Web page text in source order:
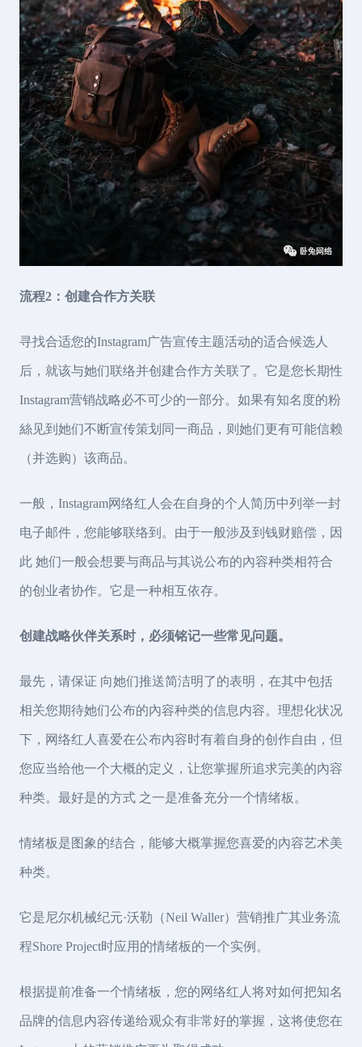
流程2：创建合作方关联
寻找合适您的Instagram广告宣传主题活动的适合候选人
后，就该与她们联络并创建合作方关联了。它是您长期性
Instagram营销战略必不可少的一部分。如果有知名度的粉
絲见到她们不断宣传策划同一商品，则她们更有可能信赖
（并选购）该商品。
一般，Instagram网络红人会在自身的个人简历中列举一封
电子邮件，您能够联络到。由于一般涉及到钱财赔偿，因
此 她们一般会想要与商品与其说公布的內容种类相符合
的创业者协作。它是一种相互依存。
创建战略伙伴关系时，必须铭记一些常见问题。
最先，请保证 向她们推送简洁明了的表明，在其中包括
相关您期待她们公布的內容种类的信息内容。理想化状况
下，网络红人喜爱在公布內容时有着自身的创作自由，但
您应当给他一个大概的定义，让您掌握所追求完美的內容
种类。最好是的方式 之一是准备充分一个情绪板。
情绪板是图象的结合，能够大概掌握您喜爱的內容艺术美
种类。
它是尼尔机械纪元·沃勒（Neil Waller）营销推广其业务流
程Shore Project时应用的情绪板的一个实例。
根据提前准备一个情绪板，您的网络红人将对如何把知名
品牌的信息内容传递给观众有非常好的掌握，这将使您在